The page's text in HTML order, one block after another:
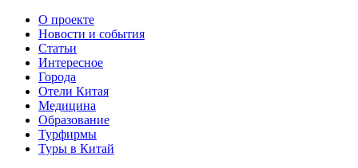
О проекте
Новости и события
Статьи
Интересное
Города
Отели Китая
Медицина
Образование
Турфирмы
Туры в Китай